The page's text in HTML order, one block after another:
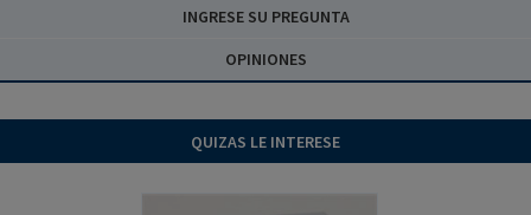
INGRESE SU PREGUNTA
OPINIONES
QUIZAS LE INTERESE